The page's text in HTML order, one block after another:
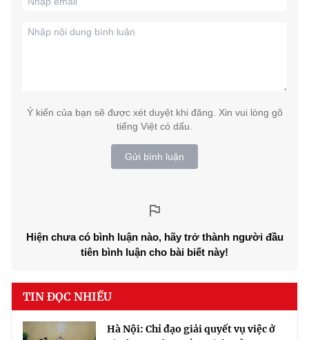
Ý kiến của bạn sẽ được xét duyệt khi đăng. Xin vui lòng gõ
tiếng Việt có dấu.
Gửi bình luận
Hiện chưa có bình luận nào, hãy trở thành người đầu
tiên bình luận cho bài biết này!
TIN ĐỌC NHIỀU
Hà Nội: Chỉ đạo giải quyết vụ việc ở